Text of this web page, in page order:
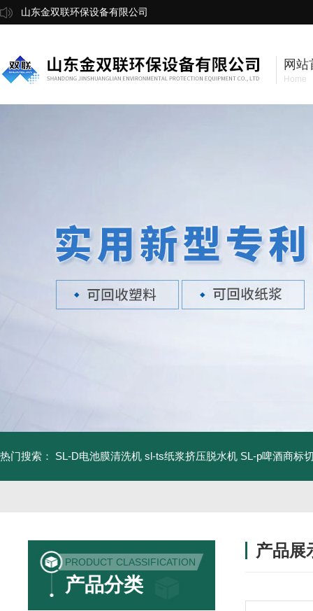
山东金双联环保设备有限公司
网站
Home
热门搜索： SL-D电池膜清洗机 sl-ts纸浆挤压脱水机 SL-p啤酒商标
PRODUCT CLASSIFICATION
产品分类
产品展